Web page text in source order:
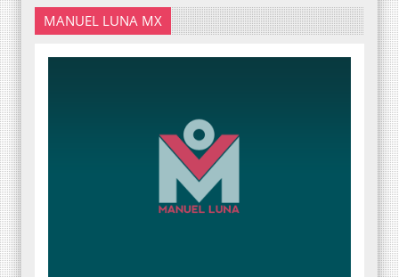
MANUEL LUNA MX